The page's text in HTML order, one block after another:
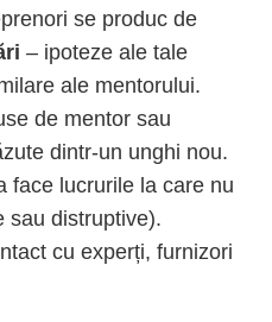
se produc de
– ipoteze ale tale
ale mentorului.
de mentor sau
dintr-un unghi nou.
face lucrurile la care nu
sau distruptive).
cu experți, furnizori